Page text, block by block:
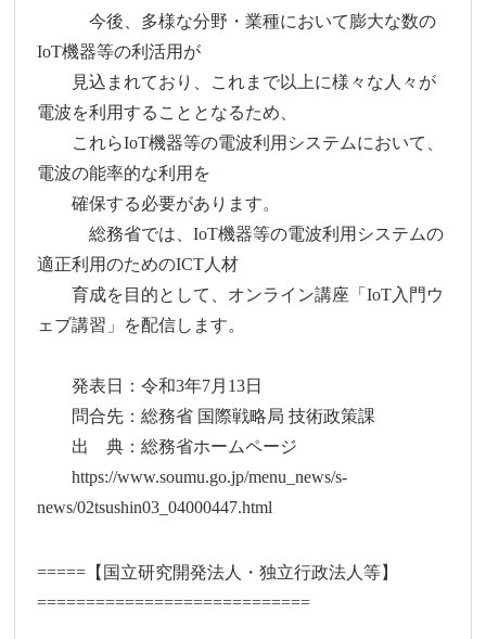
今後、多様な分野・業種において膨大な数の
IoT機器等の利活用が
見込まれており、これまで以上に様々な人々が
電波を利用することとなるため、
これらIoT機器等の電波利用システムにおいて、
電波の能率的な利用を
確保する必要があります。
総務省では、IoT機器等の電波利用システムの
適正利用のためのICT人材
育成を目的として、オンライン講座「IoT入門ウ
ェブ講習」を配信します。
発表日：令和3年7月13日
問合先：総務省 国際戦略局 技術政策課
出 典：総務省ホームページ
https://www.soumu.go.jp/menu_news/s-
news/02tsushin03_04000447.html
=====【国立研究開発法人・独立行政法人等】
============================